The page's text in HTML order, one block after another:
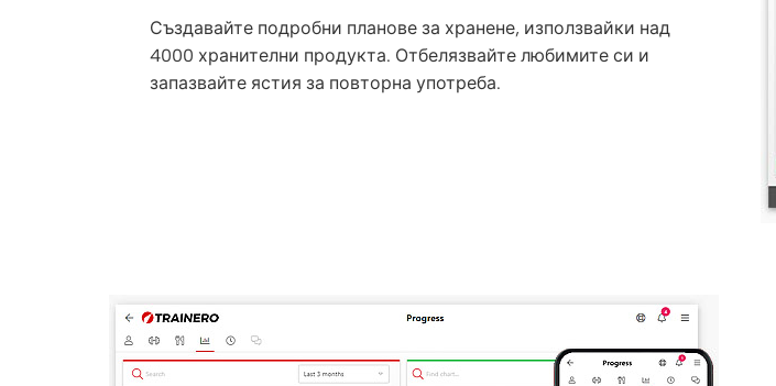
Създавайте подробни планове за хранене, използвайки над
4000 хранителни продукта. Отбелязвайте любимите си и
запазвайте ястия за повторна употреба.